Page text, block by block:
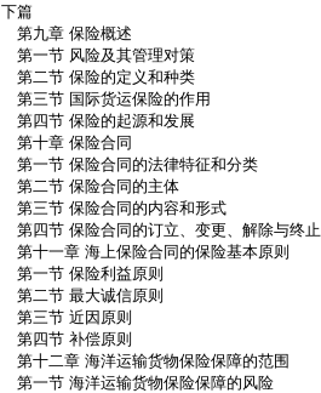
下篇
第九章 保险概述
第一节 风险及其管理对策
第二节 保险的定义和种类
第三节 国际货运保险的作用
第四节 保险的起源和发展
第十章 保险合同
第一节 保险合同的法律特征和分类
第二节 保险合同的主体
第三节 保险合同的内容和形式
第四节 保险合同的订立、变更、解除与终止
第十一章 海上保险合同的保险基本原则
第一节 保险利益原则
第二节 最大诚信原则
第三节 近因原则
第四节 补偿原则
第十二章 海洋运输货物保险保障的范围
第一节 海洋运输货物保险保障的风险